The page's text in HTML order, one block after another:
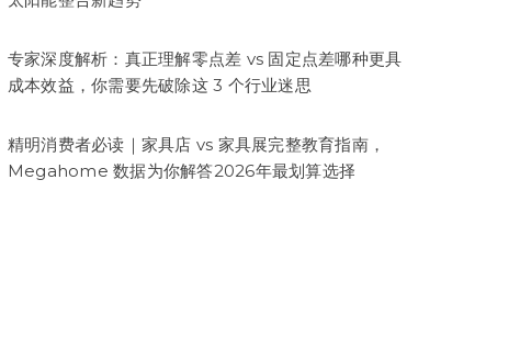
专家深度解析：真正理解零点差 vs 固定点差哪种更具
成本效益，你需要先破除这 3 个行业迷思
精明消费者必读｜家具店 vs 家具展完整教育指南，
Megahome 数据为你解答2026年最划算选择